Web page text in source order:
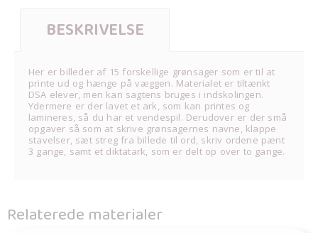
BESKRIVELSE
Her er billeder af 15 forskellige grønsager som er til at
printe ud og hænge på væggen. Materialet er tiltænkt
DSA elever, men kan sagtens bruges i indskolingen.
Ydermere er der lavet et ark, som kan printes og
lamineres, så du har et vendespil. Derudover er der små
opgaver så som at skrive grønsagernes navne, klappe
stavelser, sæt streg fra billede til ord, skriv ordene pænt
3 gange, samt et diktatark, som er delt op over to gange.
Relaterede materialer